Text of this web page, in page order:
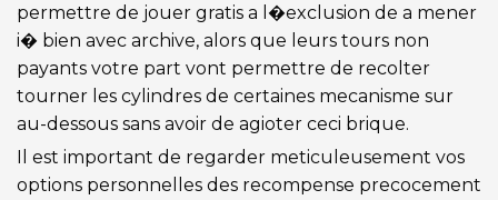
permettre de jouer gratis a l�exclusion de a mener
i� bien avec archive, alors que leurs tours non
payants votre part vont permettre de recolter
tourner les cylindres de certaines mecanisme sur
au-dessous sans avoir de agioter ceci brique.
Il est important de regarder meticuleusement vos
options personnelles des recompense precocement